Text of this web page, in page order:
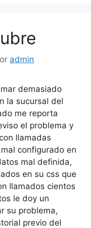
admin
demasiado
la sucursal del
me reporta
el problema y
llamadas
configurado en
mal definida,
en su css que
llamados cientos
le doy un
su problema,
previo del